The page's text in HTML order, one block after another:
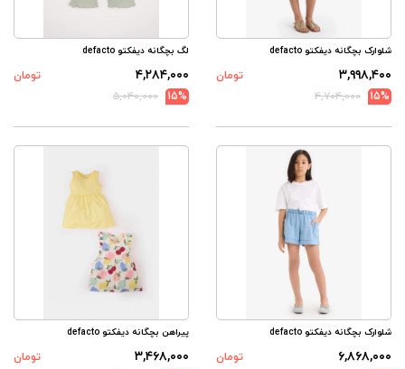
شلوارک بچگانه دیفکتو defacto
۳,۹۹۸,۴۰۰
تومان
15%
۴,۷۰۴,۰۰۰
لگ بچگانه دیفکتو defacto
۴,۲۸۴,۰۰۰
تومان
15%
۵,۰۴۰,۰۰۰
شلوارک بچگانه دیفکتو defacto
۶,۸۶۸,۰۰۰
تومان
پیراهن بچگانه دیفکتو defacto
۳,۴۶۸,۰۰۰
تومان